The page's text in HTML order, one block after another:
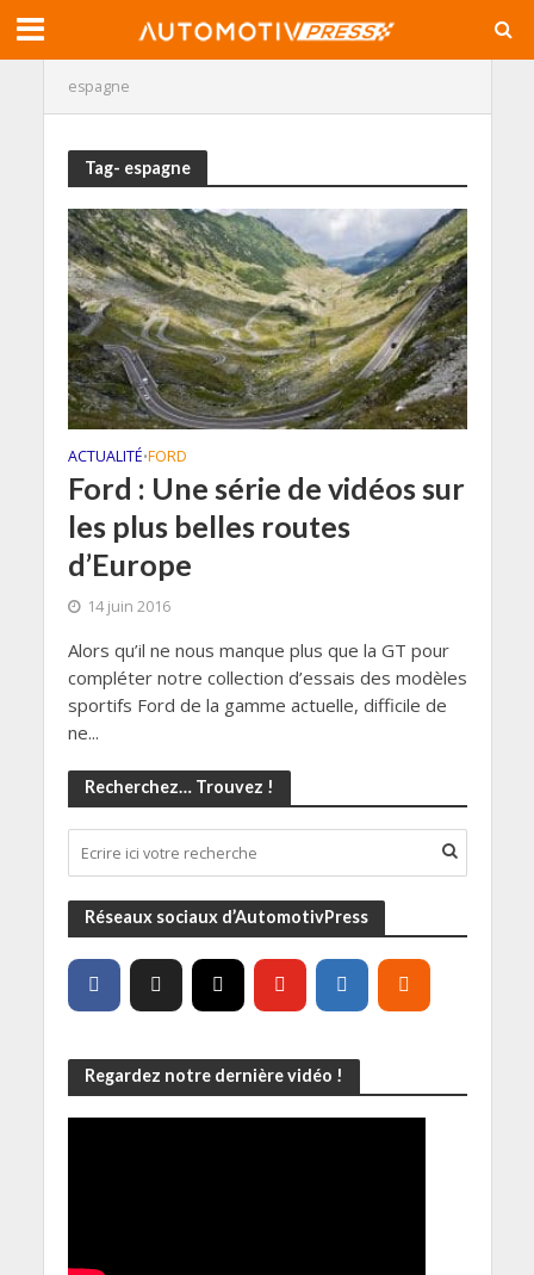
espagne
Tag- espagne
ACTUALITÉ•FORD
Ford : Une série de vidéos sur
les plus belles routes
d’Europe
14 juin 2016
Alors qu’il ne nous manque plus que la GT pour
compléter notre collection d’essais des modèles
sportifs Ford de la gamme actuelle, difficile de
ne...
Recherchez… Trouvez !
Réseaux sociaux d’AutomotivPress
Regardez notre dernière vidéo !